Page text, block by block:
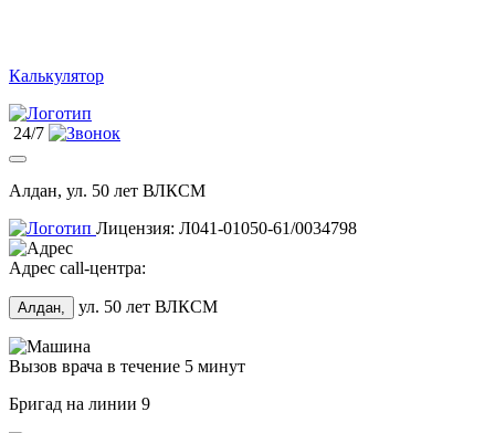
Калькулятор
24/7
Алдан, ул. 50 лет ВЛКСМ
Лицензия: Л041-01050-61/0034798
Адрес call-центра:
Алдан, ул. 50 лет ВЛКСМ
Вызов врача в течение 5 минут
Бригад на линии 9